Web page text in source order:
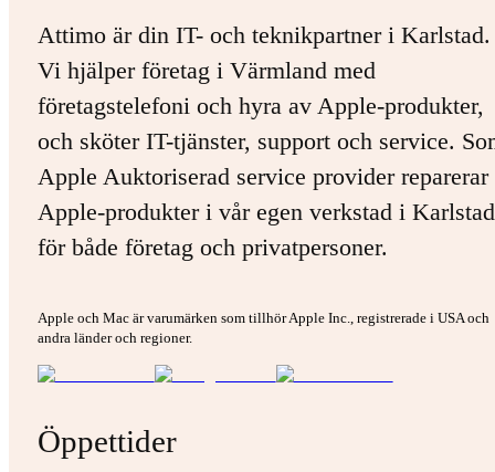
Attimo är din IT- och teknikpartner i Karlstad.
Vi hjälper företag i Värmland med
företagstelefoni och hyra av Apple-produkter,
och sköter IT-tjänster, support och service.
Apple Auktoriserad service provider
Apple-produkter i vår egen verkstad i
för både företag och privatpersoner.
Apple och Mac är varumärken som tillhör Apple Inc., registrerade i USA och
andra länder och regioner.
Öppettider